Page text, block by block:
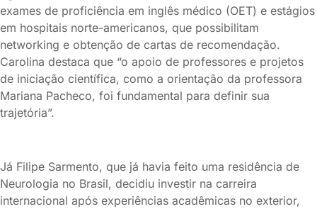
exames de proficiência em inglês médico (OET) e estágios
em hospitais norte-americanos, que possibilitam
networking e obtenção de cartas de recomendação.
Carolina destaca que “o apoio de professores e projetos
de iniciação científica, como a orientação da professora
Mariana Pacheco, foi fundamental para definir sua
trajetória”.
Já Filipe Sarmento, que já havia feito uma residência de
Neurologia no Brasil, decidiu investir na carreira
internacional após experiências acadêmicas no exterior,